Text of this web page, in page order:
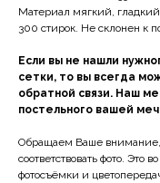
Материал мягкий,
300 стирок. Не склонен к
Если вы не нашли
сетки, то вы всегда
обратной связи. Наш
постельного вашей
Обращаем Ваше внимание,
соответствовать фото. Это
фотосъёмки и